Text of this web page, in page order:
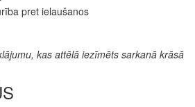
pret ielaušanos
kas attēlā iezīmēts sarkanā krāsā